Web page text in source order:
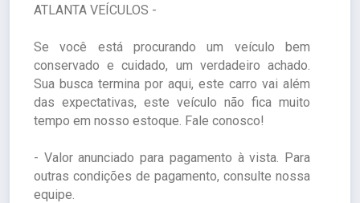
ATLANTA VEÍCULOS -
Se você está procurando um veículo bem
conservado e cuidado, um verdadeiro achado.
Sua busca termina por aqui, este carro vai além
das expectativas, este veículo não fica muito
tempo em nosso estoque. Fale conosco!
- Valor anunciado para pagamento à vista. Para
outras condições de pagamento, consulte nossa
equipe.